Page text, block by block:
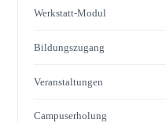
Werkstatt-Modul
Bildungszugang
Veranstaltungen
Campuserholung